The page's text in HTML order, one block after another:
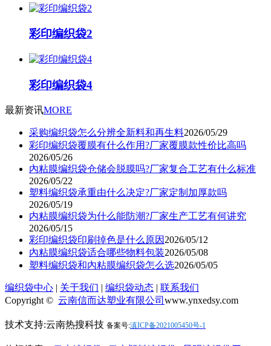
彩印编织袋2
彩印编织袋4
最新资讯MORE
采购编织袋怎么分辨全新料和再生料2026/05/29
彩印编织袋覆膜有什么作用?厂家覆膜款性价比高吗
2026/05/26
內粘膜编织袋仓储会脱膜吗?厂家复合工艺有什么标准
2026/05/22
塑料编织袋承重由什么决定?厂家定制加厚款吗
2026/05/19
内粘膜编织袋为什么能防潮?厂家生产工艺有何讲究
2026/05/15
彩印编织袋印刷掉色是什么原因 2026/05/12
內粘膜编织袋适合哪些物料包装2026/05/08
塑料编织袋和內粘膜编织袋怎么选2026/05/05
编织袋中心 | 关于我们 | 编织袋动态 | 联系我们
Copyright © 云南信而达塑业有限公司 www.ynxedsy.com
技术支持:云南热搜科技 备案号:滇ICP备2021005450号-1